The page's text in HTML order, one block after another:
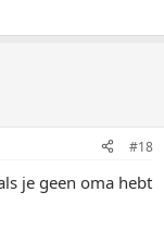
#18
je geen oma hebt